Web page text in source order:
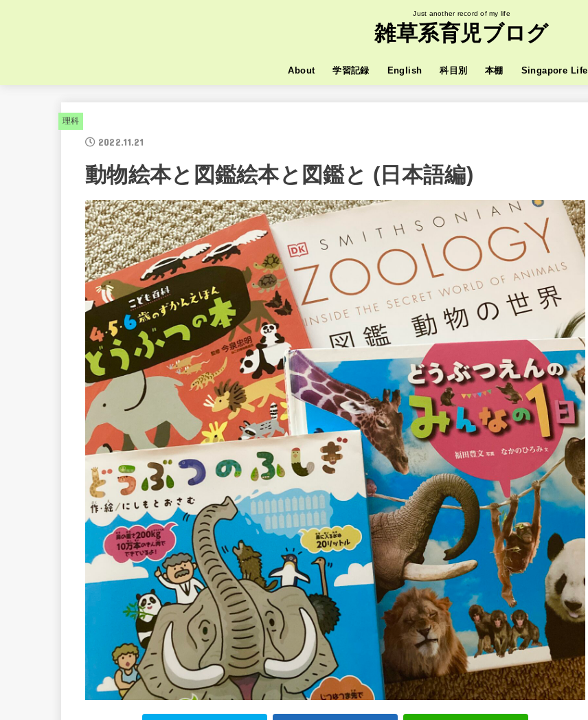
Just another record of my life
雑草系育児ブログ
About 学習記録 English 科目別 本棚 Singapore Life
理科
2022.11.21
動物絵本と図鑑絵本と図鑑と (日本語編)